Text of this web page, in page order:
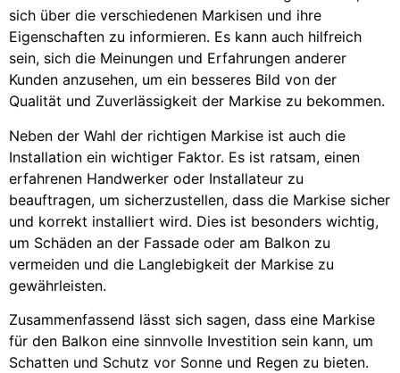
sich über die verschiedenen Markisen und ihre
Eigenschaften zu informieren. Es kann auch hilfreich
sein, sich die Meinungen und Erfahrungen anderer
Kunden anzusehen, um ein besseres Bild von der
Qualität und Zuverlässigkeit der Markise zu bekommen.
Neben der Wahl der richtigen Markise ist auch die
Installation ein wichtiger Faktor. Es ist ratsam, einen
erfahrenen Handwerker oder Installateur zu
beauftragen, um sicherzustellen, dass die Markise sicher
und korrekt installiert wird. Dies ist besonders wichtig,
um Schäden an der Fassade oder am Balkon zu
vermeiden und die Langlebigkeit der Markise zu
gewährleisten.
Zusammenfassend lässt sich sagen, dass eine Markise
für den Balkon eine sinnvolle Investition sein kann, um
Schatten und Schutz vor Sonne und Regen zu bieten.